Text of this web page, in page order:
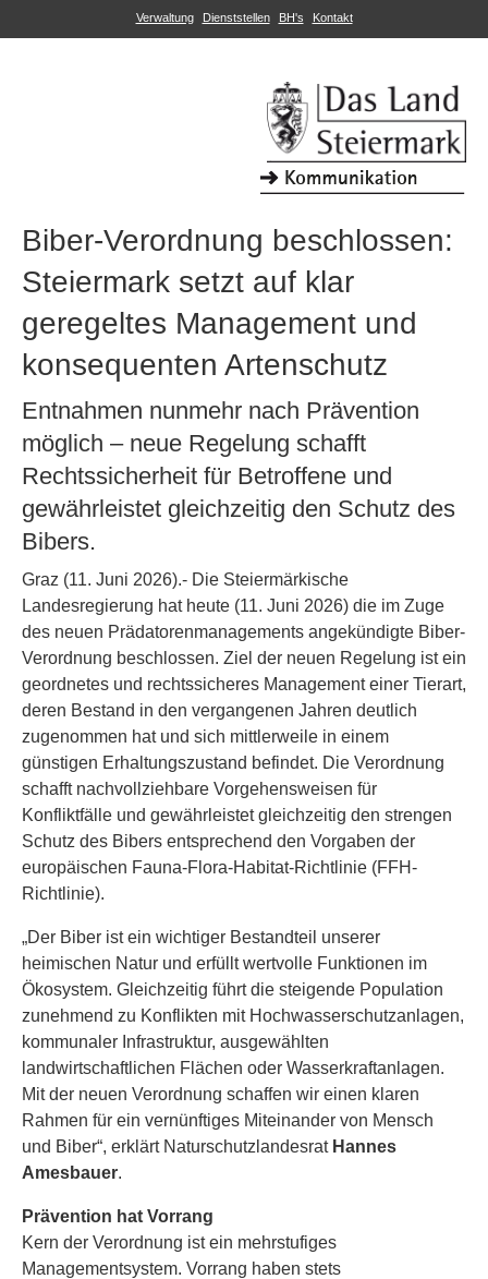
Verwaltung Dienststellen BH's Kontakt
Biber-Verordnung beschlossen:
Steiermark setzt auf klar
geregeltes Management und
konsequenten Artenschutz
Entnahmen nunmehr nach Prävention
möglich – neue Regelung schafft
Rechtssicherheit für Betroffene und
gewährleistet gleichzeitig den Schutz des
Bibers.
Graz (11. Juni 2026).- Die Steiermärkische
Landesregierung hat heute (11. Juni 2026) die im Zuge
des neuen Prädatorenmanagements angekündigte Biber-
Verordnung beschlossen. Ziel der neuen Regelung ist ein
geordnetes und rechtssicheres Management einer Tierart,
deren Bestand in den vergangenen Jahren deutlich
zugenommen hat und sich mittlerweile in einem
günstigen Erhaltungszustand befindet. Die Verordnung
schafft nachvollziehbare Vorgehensweisen für
Konfliktfälle und gewährleistet gleichzeitig den strengen
Schutz des Bibers entsprechend den Vorgaben der
europäischen Fauna-Flora-Habitat-Richtlinie (FFH-
Richtlinie).
„Der Biber ist ein wichtiger Bestandteil unserer
heimischen Natur und erfüllt wertvolle Funktionen im
Ökosystem. Gleichzeitig führt die steigende Population
zunehmend zu Konflikten mit Hochwasserschutzanlagen,
kommunaler Infrastruktur, ausgewählten
landwirtschaftlichen Flächen oder Wasserkraftanlagen.
Mit der neuen Verordnung schaffen wir einen klaren
Rahmen für ein vernünftiges Miteinander von Mensch
und Biber“, erklärt Naturschutzlandesrat Hannes
Amesbauer.
Prävention hat Vorrang
Kern der Verordnung ist ein mehrstufiges
Managementsystem. Vorrang haben stets